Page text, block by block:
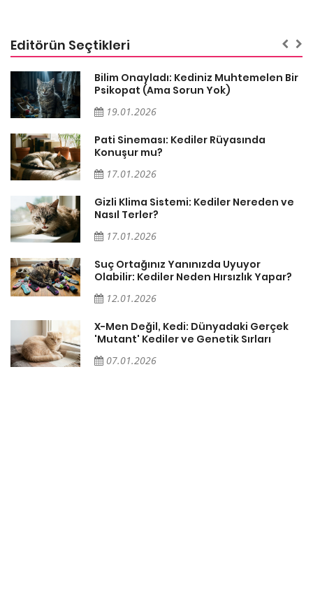
Editörün Seçtikleri
Bilim Onayladı: Kediniz Muhtemelen Bir
Psikopat (Ama Sorun Yok)
19.01.2026
Pati Sineması: Kediler Rüyasında
Konuşur mu?
17.01.2026
Gizli Klima Sistemi: Kediler Nereden ve
Nasıl Terler?
17.01.2026
Suç Ortağınız Yanınızda Uyuyor
Olabilir: Kediler Neden Hırsızlık Yapar?
12.01.2026
X-Men Değil, Kedi: Dünyadaki Gerçek
'Mutant' Kediler ve Genetik Sırları
07.01.2026